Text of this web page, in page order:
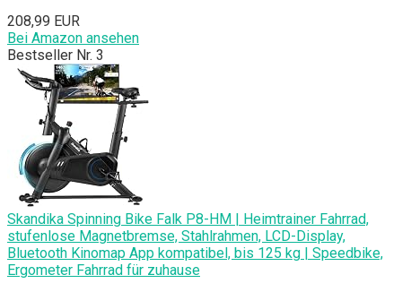
208,99 EUR
Bei Amazon ansehen
Bestseller Nr. 3
Skandika Spinning Bike Falk P8-HM | Heimtrainer Fahrrad,
stufenlose Magnetbremse, Stahlrahmen, LCD-Display,
Bluetooth Kinomap App kompatibel, bis 125 kg | Speedbike,
Ergometer Fahrrad für zuhause